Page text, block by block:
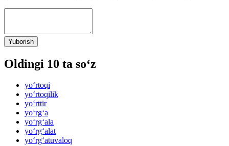
Yuborish
Oldingi 10 ta so‘z
yo‘rtoqi
yo‘rtoqilik
yo‘rttir
yo‘rg‘a
yo‘rg‘ala
yo‘rg‘alat
yo‘rg‘atuvaloq